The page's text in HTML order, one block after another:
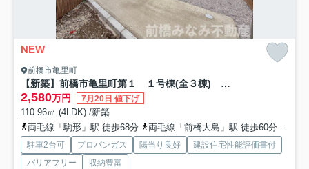
NEW
前橋市亀里町
【新築】前橋市亀里町第１ １号棟(全３棟) リーブルガーデン 新築建売分譲
2,580万円 7月20日 値下げ
110.96㎡ (4LDK) /新築
両毛線「駒形」駅 徒歩68分
両毛線「前橋大島」駅 徒歩60分
駐車2台可 プロパンガス 陽当り良好
建設住宅性能評価書付
バリアフリー
収納豊富